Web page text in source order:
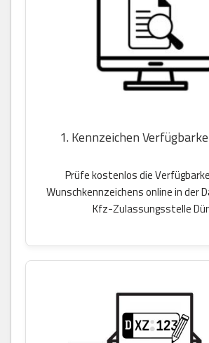
1. Kennzeichen
Prüfe kostenlos die
Wunschkennzeichens online in der
Kfz-Zulassungsstelle